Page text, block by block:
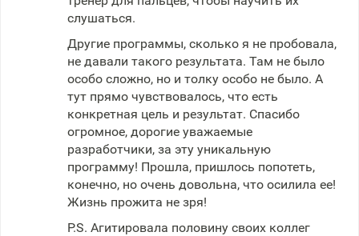
слушаться.
Другие программы, сколько я не пробовала,
не давали такого результата. Там не было
особо сложно, но и толку особо не было. А
тут прямо чувствовалось, что есть
конкретная цель и результат. Спасибо
огромное, дорогие уважаемые
разработчики, за эту уникальную
программу! Прошла, пришлось попотеть,
конечно, но очень довольна, что осилила ее!
Жизнь прожита не зря!
P.S. Агитировала половину своих коллег